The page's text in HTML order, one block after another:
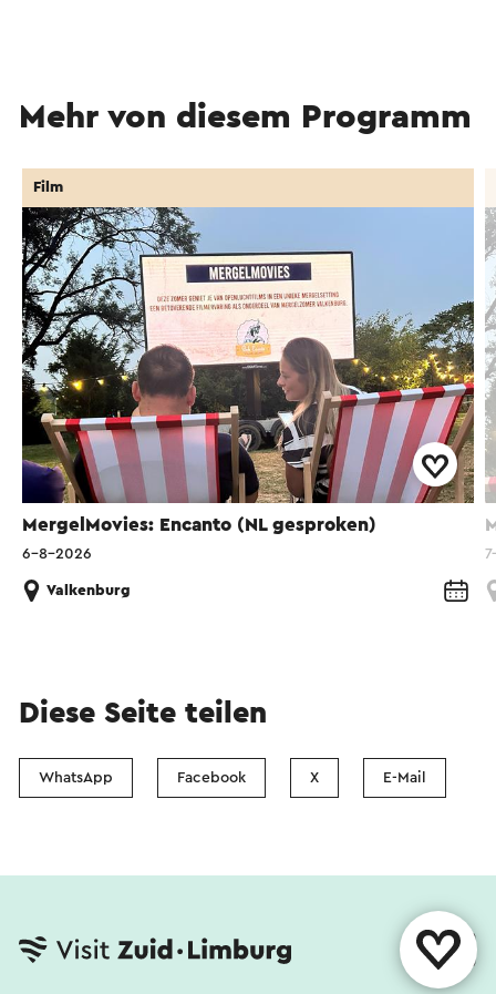
Mehr von diesem Programm
MergelMovies: Encanto (NL gesproken)
Film
6-8-2026
Valkenburg
Diese Seite teilen
WhatsApp Facebook X E-Mail